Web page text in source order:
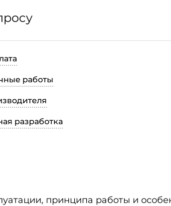
работы
разработка
принципа работы и